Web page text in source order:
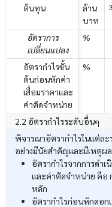
ต้นทุน
ล้าน
บาท
อัตราการ
เปลี่ยนแปลง
%
อัตรากำไรขั้น
ต้นก่อนหักค่า
เสื่อมราคาและ
ค่าตัดจำหน่าย
%
2.2 อัตรากำไรระดับอื่นๆ
พิจารณาอัตรากำไรในแต่ล
อย่างมีนัยสำคัญและมีเหตุผ
อัตรากำไรจากการดำ
และค่าตัดจำหน่าย คือ
หลัก
อัตรากำไรก่อนหักดอก